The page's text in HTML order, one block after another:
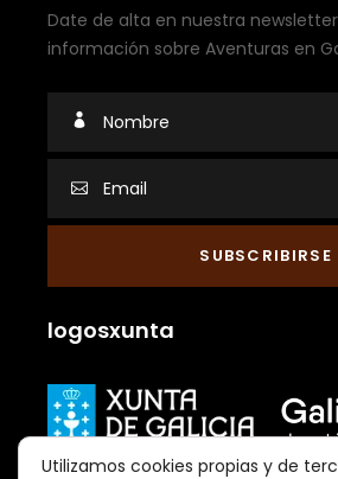
Date de alta en nuestra
información sobre Aventuras en
logosxunta
Utilizamos cookies propias y de